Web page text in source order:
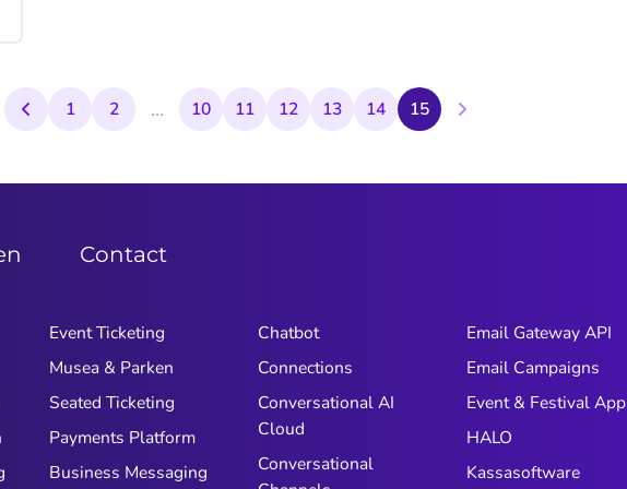
1 2 ... 10 11 12 13 14 15
Contact
Event Ticketing
Musea & Parken
Seated Ticketing
Payments Platform
Business Messaging
Chatbot
Connections
Conversational AI
Cloud
Conversational
Email Gateway API
Email Campaigns
Event & Festival App
HALO
Kassasoftware